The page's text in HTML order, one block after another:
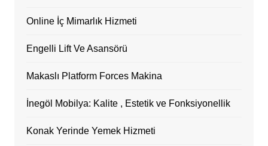
Online İç Mimarlık Hizmeti
Engelli Lift Ve Asansörü
Makaslı Platform Forces Makina
İnegöl Mobilya: Kalite , Estetik ve Fonksiyonellik
Konak Yerinde Yemek Hizmeti